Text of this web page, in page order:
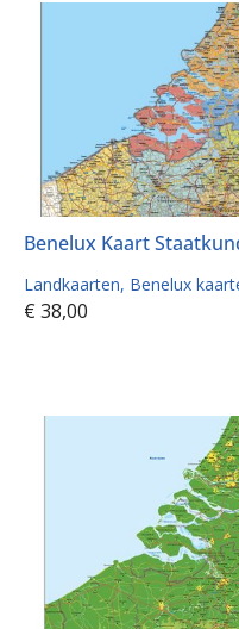
Benelux Kaart
Landkaarten Benelux
€ 38,00